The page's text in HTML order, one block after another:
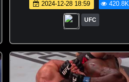
2024-12-28 18:59 420.8K
UFC